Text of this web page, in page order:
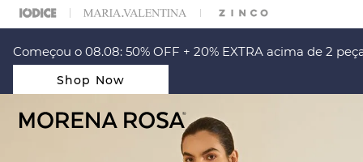
ESCOLHER SEU LOOK?FALE COM NOSSA PERSONAL SHOPPER.
Começou o 08.08: 50% OFF + 20% EXTRA acima de 2
Shop Now